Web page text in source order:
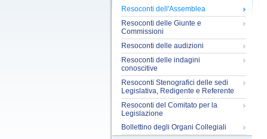
Resoconti dell'Assemblea
Resoconti delle Giunte e
Commissioni
Resoconti delle audizioni
Resoconti delle indagini
conoscitive
Resoconti Stenografici delle sedi
Legislativa, Redigente e Referente
Resoconti del Comitato per la
Legislazione
Bollettino degli Organi Collegiali